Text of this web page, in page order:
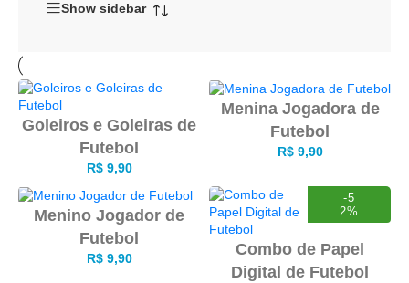
Show sidebar
Goleiros e Goleiras de
Futebol
R$9,90
Menina Jogadora de
Futebol
R$9,90
Menino Jogador de
Futebol
R$9,90
-5
2%
Combo de Papel
Digital de Futebol